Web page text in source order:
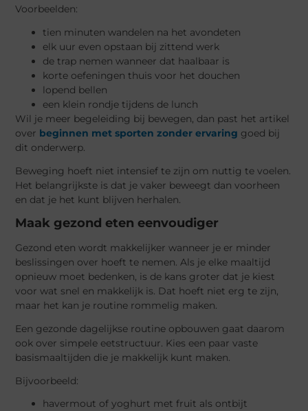
Voorbeelden:
tien minuten wandelen na het avondeten
elk uur even opstaan bij zittend werk
de trap nemen wanneer dat haalbaar is
korte oefeningen thuis voor het douchen
lopend bellen
een klein rondje tijdens de lunch
Wil je meer begeleiding bij bewegen, dan past het artikel
over beginnen met sporten zonder ervaring goed bij
dit onderwerp.
Beweging hoeft niet intensief te zijn om nuttig te voelen.
Het belangrijkste is dat je vaker beweegt dan voorheen
en dat je het kunt blijven herhalen.
Maak gezond eten eenvoudiger
Gezond eten wordt makkelijker wanneer je er minder
beslissingen over hoeft te nemen. Als je elke maaltijd
opnieuw moet bedenken, is de kans groter dat je kiest
voor wat snel en makkelijk is. Dat hoeft niet erg te zijn,
maar het kan je routine rommelig maken.
Een gezonde dagelijkse routine opbouwen gaat daarom
ook over simpele eetstructuur. Kies een paar vaste
basismaaltijden die je makkelijk kunt maken.
Bijvoorbeeld:
havermout of yoghurt met fruit als ontbijt